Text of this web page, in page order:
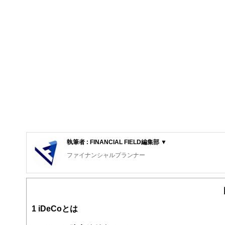
執筆者 : FINANCIAL FIELD編集部 ▼
ファイナンシャルプランナー
FinancialField編集部は、金融、経済に関する記事を、日
案から記事掲載まですべての工程に関わることで、読者目
1 iDeCoとは